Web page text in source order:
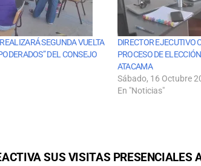
SEGUNDA VUELTA
DEL CONSEJO
DIRECTOR EJECUTIVO
PROCESO DE
ATACAMA
Sábado, 16 Octubre
En "Noticias"
SUS VISITAS PRESENCIALES